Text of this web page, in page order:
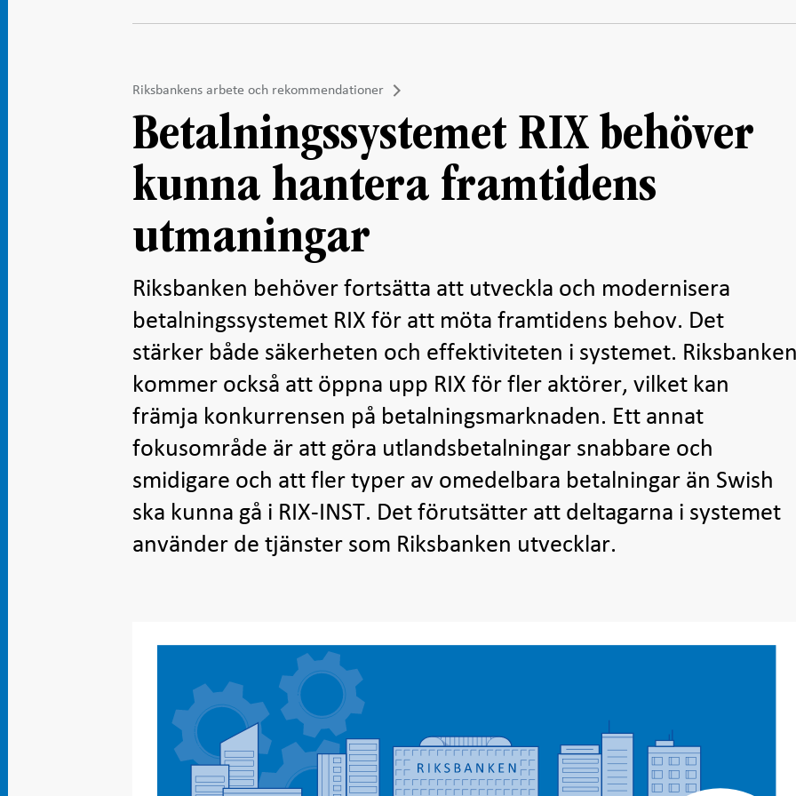
Riksbankens arbete och rekommendationer
Betalningssystemet RIX behöver
kunna hantera framtidens
utmaningar
Riksbanken behöver fortsätta att utveckla och modernisera
betalningssystemet RIX för att möta framtidens behov. Det
stärker både säkerheten och effektiviteten i systemet.
kommer också att öppna upp RIX för fler aktörer, vilket kan
främja konkurrensen på betalningsmarknaden. Ett annat
fokusområde är att göra utlandsbetalningar snabbare och
smidigare och att fler typer av omedelbara betalningar än Swish
ska kunna gå i RIX-INST. Det förutsätter att deltagarna i systemet
använder de tjänster som Riksbanken utvecklar.